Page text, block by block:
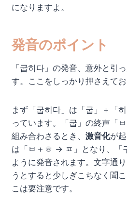
になりますよ。
発音のポイント
「굽히다」の発音、意外と引
す。ここをしっかり押さえてお
まず「굽히다」は「굽」＋「
っています。「굽」の終声「
組み合わさるとき、 激音化が
は「ㅂ＋ㅎ → ㅍ」となり、「
ように発音されます。文字通
うとすると少しぎこちなく聞
こは要注意です。